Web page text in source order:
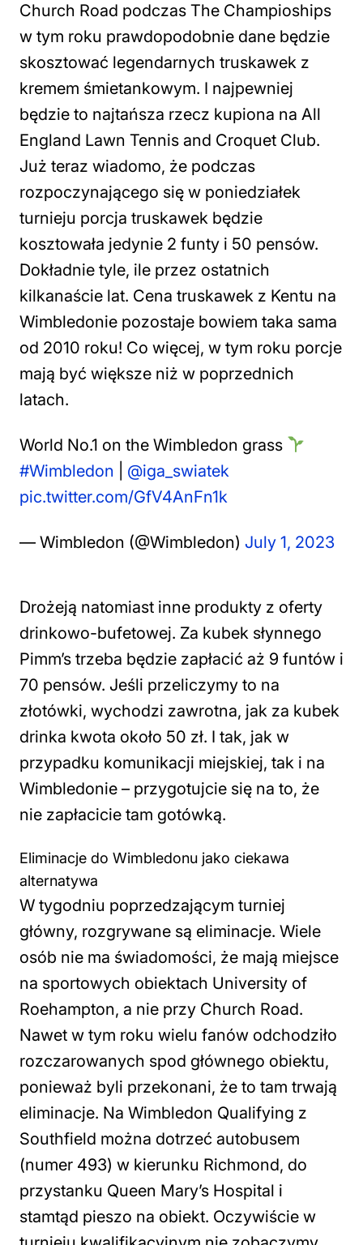
Church Road podczas The Champioships
w tym roku prawdopodobnie dane będzie
skosztować legendarnych truskawek z
kremem śmietankowym. I najpewniej
będzie to najtańsza rzecz kupiona na All
England Lawn Tennis and Croquet Club.
Już teraz wiadomo, że podczas
rozpoczynającego się w poniedziałek
turnieju porcja truskawek będzie
kosztowała jedynie 2 funty i 50 pensów.
Dokładnie tyle, ile przez ostatnich
kilkanaście lat. Cena truskawek z Kentu na
Wimbledonie pozostaje bowiem taka sama
od 2010 roku! Co więcej, w tym roku porcje
mają być większe niż w poprzednich
latach.
World No.1 on the Wimbledon grass
#Wimbledon
@iga_swiatek
pic.twitter.com/GfV4AnFn1k
— Wimbledon (@Wimbledon) July 1, 2023
Drożeją natomiast inne produkty z oferty
drinkowo-bufetowej. Za kubek słynnego
Pimm’s trzeba będzie zapłacić aż 9 funtów i
70 pensów. Jeśli przeliczymy to na
złotówki, wychodzi zawrotna, jak za kubek
drinka kwota około 50 zł. I tak, jak w
przypadku komunikacji miejskiej, tak i na
Wimbledonie – przygotujcie się na to, że
nie zapłacicie tam gotówką.
Eliminacje do Wimbledonu jako ciekawa
alternatywa
W tygodniu poprzedzającym turniej
główny, rozgrywane są eliminacje. Wiele
osób nie ma świadomości, że mają miejsce
na sportowych obiektach University of
Roehampton, a nie przy Church Road.
Nawet w tym roku wielu fanów odchodziło
rozczarowanych spod głównego obiektu,
ponieważ byli przekonani, że to tam trwają
eliminacje. Na Wimbledon Qualifying z
Southfield można dotrzeć autobusem
(numer 493) w kierunku Richmond, do
przystanku Queen Mary’s Hospital i
stamtąd pieszo na obiekt. Oczywiście w